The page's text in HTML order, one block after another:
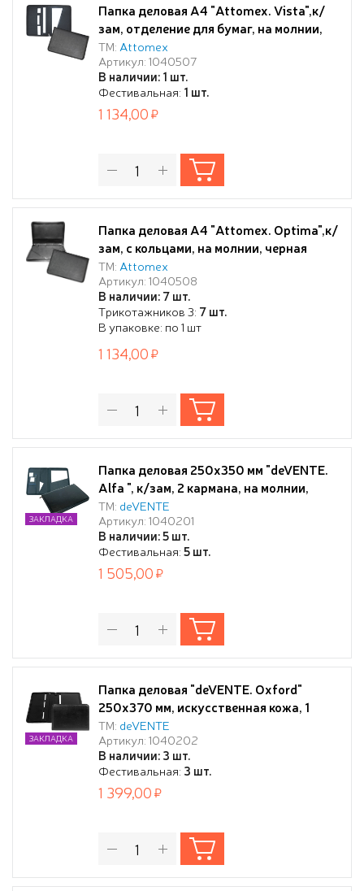
Папка деловая А4 "Attomex. Vista",к/
зам, отделение для бумаг, на молнии,
черная
ТМ: Attomex
Артикул: 1040507
В наличии: 1 шт.
Фестивальная: 1 шт.
1 134,00
Папка деловая А4 "Attomex. Optima",к/
зам, с кольцами, на молнии, черная
ТМ: Attomex
Артикул: 1040508
В наличии: 7 шт.
Трикотажников 3: 7 шт.
В упаковке: по 1 шт
1 134,00
Папка деловая 250x350 мм "deVENTE.
Alfa ", к/зам, 2 кармана, на молнии,
черная
ТМ: deVENTE
Артикул: 1040201
В наличии: 5 шт.
Фестивальная:5 шт.
ЗАКЛАДКА
1 505,00
Папка деловая "deVENTE. Oxford"
250x370 мм, искусственная кожа, 1
объемный карман, 1 карман на молнии,
на молнии, черная
ТМ: deVENTE
Артикул: 1040202
В наличии: 3 шт.
Фестивальная: 3 шт.
ЗАКЛАДКА
1 399,00